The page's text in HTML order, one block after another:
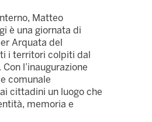
Matteo
è una giornata di
Arquata del
i territori colpiti dal
l’inaugurazione
comunale
cittadini un luogo che
memoria e